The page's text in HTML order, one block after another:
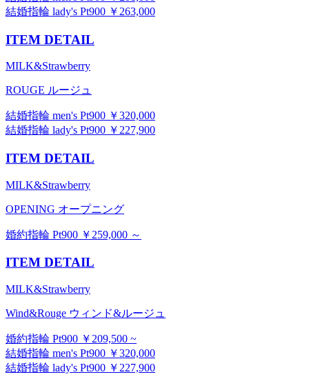
結婚指輪 lady's Pt900 ￥263,000
ITEM DETAIL
MILK&Strawberry
ROUGE ルージュ
結婚指輪 men's Pt900 ￥320,000
結婚指輪 lady's Pt900 ￥227,900
ITEM DETAIL
MILK&Strawberry
OPENING オープニング
婚約指輪 Pt900 ￥259,000 ～
ITEM DETAIL
MILK&Strawberry
Wind&Rouge ウィンド&ルージュ
婚約指輪 Pt900 ￥209,500 ~
結婚指輪 men's Pt900 ￥320,000
結婚指輪 lady's Pt900 ￥227,900